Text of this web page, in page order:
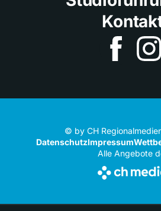
© by CH
DatenschutzImpressum
Alle Angebote